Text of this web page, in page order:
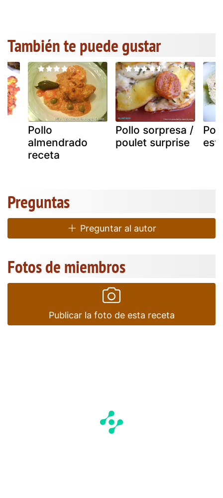
También te puede gustar
Pollo
almendrado
receta
Pollo sorpresa /
poulet surprise
Preguntas
Preguntar al autor
Fotos de miembros
Publicar la foto de esta receta